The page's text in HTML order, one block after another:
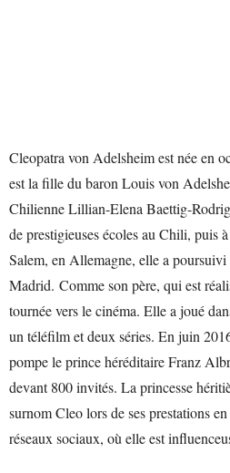
Cleopatra von Adelsheim est née en
est la fille du baron Louis von
Chilienne Lillian-Elena Baettig-
de prestigieuses écoles au Chili, puis
Salem, en Allemagne, elle a poursuivi
Madrid. Comme son père, qui est
tournée vers le cinéma. Elle a joué
un téléfilm et deux séries. En juin
pompe le prince héréditaire Franz
devant 800 invités. La princesse
surnom Cleo lors de ses prestations
réseaux sociaux, où elle est